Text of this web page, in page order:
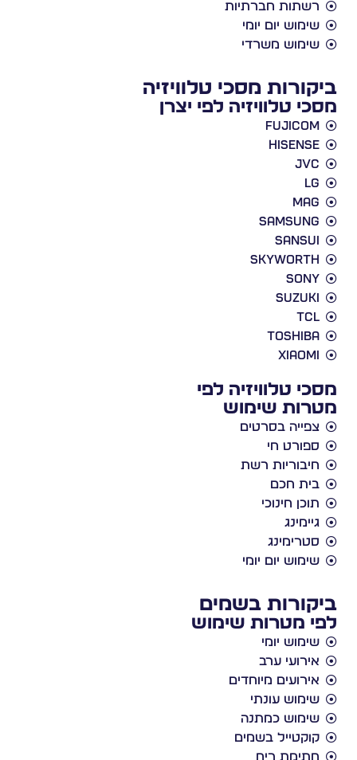
רשתות חברתיות
שימוש יום יומי
שימוש משרדי
ביקורות מסכי טלוויזיה
מסכי טלוויזיה לפי יצרן
Fujicom
Hisense
JVC
LG
Mag
Samsung
Sansui
Skyworth
Sony
Suzuki
TCL
Toshiba
Xiaomi
מסכי טלוויזיה לפי
מטרות שימוש
צפייה בסרטים
ספורט חי
חיבוריות רשת
בית חכם
תוכן חינוכי
גיימינג
סטרימינג
שימוש יום יומי
ביקורות בשמים
לפי מטרות שימוש
שימוש יומי
אירועי ערב
אירועים מיוחדים
שימוש עונתי
שימוש כמתנה
קוקטייל בשמים
חתימת ריח